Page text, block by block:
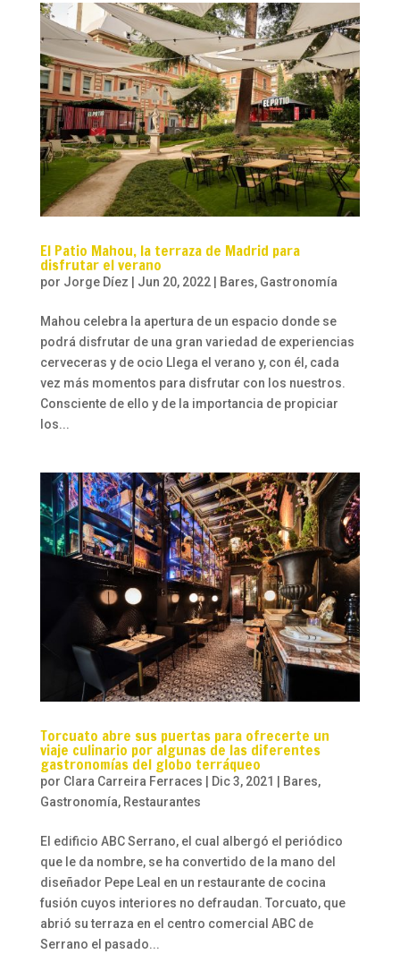
El Patio Mahou, la terraza de Madrid para
disfrutar el verano
por Jorge Díez | Jun 20, 2022| Bares, Gastronomía
Mahou celebra la apertura de un espacio donde se
podrá disfrutar de una gran variedad de experiencias
cerveceras y de ocio Llega el verano y, con él, cada
vez más momentos para disfrutar con los nuestros.
Consciente de ello y de la importancia de propiciar
los...
Torcuato abre sus puertas para ofrecerte un
viaje culinario por algunas de las diferentes
gastronomías del globo terráqueo
por Clara Carreira Ferraces Dic 3, 2021 Bares,
Gastronomía, Restaurantes
El edificio ABC Serrano, el cual albergó el periódico
que le da nombre, se ha convertido de la mano del
diseñador Pepe Leal en un restaurante de cocina
fusión cuyos interiores no defraudan. Torcuato, que
abrió su terraza en el centro comercial ABC de
Serrano el pasado...